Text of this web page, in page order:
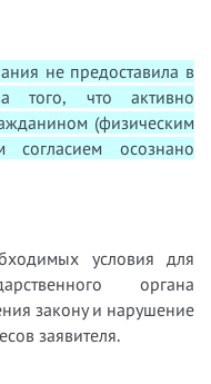
не предоставила в
того, что активно
(физическим
осознано
условия для
органа
закону и нарушение
заявителя.